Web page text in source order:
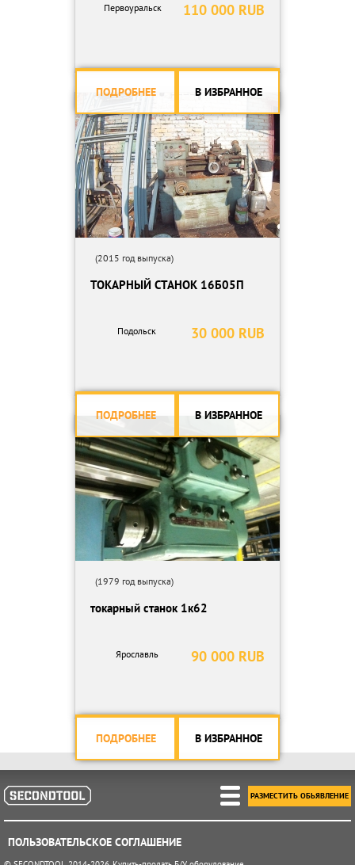
110 000 RUB
Первоуральск
ПОДРОБНЕЕ В ИЗБРАННОЕ
(2015 год выпуска)
ТОКАРНЫЙ СТАНОК 16Б05П
30 000 RUB
Подольск
ПОДРОБНЕЕ В ИЗБРАННОЕ
(1979 год выпуска)
токарный станок 1к62
90 000 RUB
Ярославль
ПОДРОБНЕЕ В ИЗБРАННОЕ
ПОЛЬЗОВАТЕЛЬСКОЕ СОГЛАШЕНИЕ
РАЗМЕСТИТЬ ОБЬЯВЛЕНИЕ